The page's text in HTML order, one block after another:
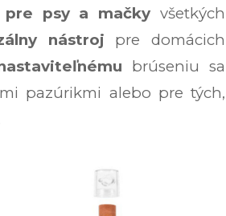
pre psy a mačky všetkých
nástroj pre domácich
brúseniu sa
pazúrikmi alebo pre tých,